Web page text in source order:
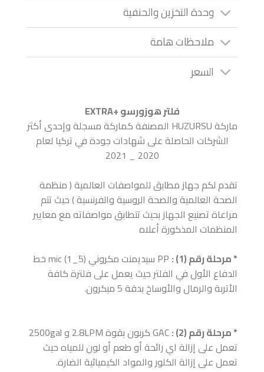
وحدة التخزين والحنفية
ملاحظات هامة
السعر
فلتر هوزورسو +EXTRA
ماركة HUZURSU المصنفة كماركة مسجلة وإحدى أكثر
الشركات الحاصلة على شهادات جودة في تركيا لعام
2020 _ 2021
تقدم لكم جهاز مطابق للمواصفات العالمية ( منظمة
الصحة العالمية والصحة الروسية والفرنسية ) حيث تتم
مراعاة تصنيع الجهاز بحيث تتطابق مواصفاته مع معايير
المنظمات المذكورة أعلاه
* مرحلة رقم (1) :
PP سيديمنت مكروني (5_1) mic خط
الدفاع الأول في الفلتر حيث يعمل على فلترة كافة
الأتربة والرمال والأوساخ بدقة 5 ميكرون.
* مرحلة رقم (2) :
تعمل على إزالة اي رائحة أو طعم أو لون للمياه حيث
تعمل على إزالة الكلور والمواد الكيميائية الضارة.